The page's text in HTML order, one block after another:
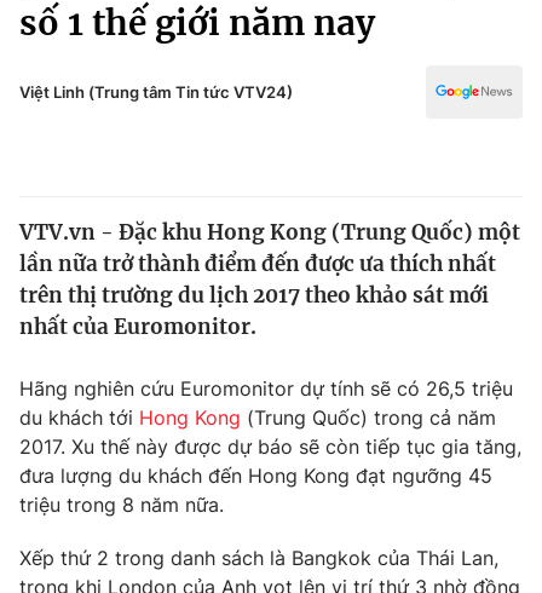
Xã hội
Pháp luật
Thế giới
Tin tức
Thế giới đó đây
Câu chuyện quốc tế
Kinh tế
Thị trường
Góc doanh nghiệp
Dữ liệu và đời sống
Truyền hình
Phim VTV
Hậu trường
Giải trí
Điện ảnh
Văn hóa - Giải trí
Công nghệ
số 1 thế giới năm nay
Việt Linh (Trung tâm Tin tức VTV24)
VTV.vn - Đặc khu Hong Kong (Trung Quốc) một
lần nữa trở thành điểm đến được ưa thích nhất
trên thị trường du lịch 2017 theo khảo sát mới
nhất của Euromonitor.
Hãng nghiên cứu Euromonitor dự tính sẽ có 26,5 triệu
du khách tới Hong Kong (Trung Quốc) trong cả năm
2017. Xu thế này được dự báo sẽ còn tiếp tục gia tăng,
đưa lượng du khách đến Hong Kong đạt ngưỡng 45
triệu trong 8 năm nữa.
Xếp thứ 2 trong danh sách là Bangkok của Thái Lan,
trong khi London của Anh vọt lên vị trí thứ 3 nhờ đồng